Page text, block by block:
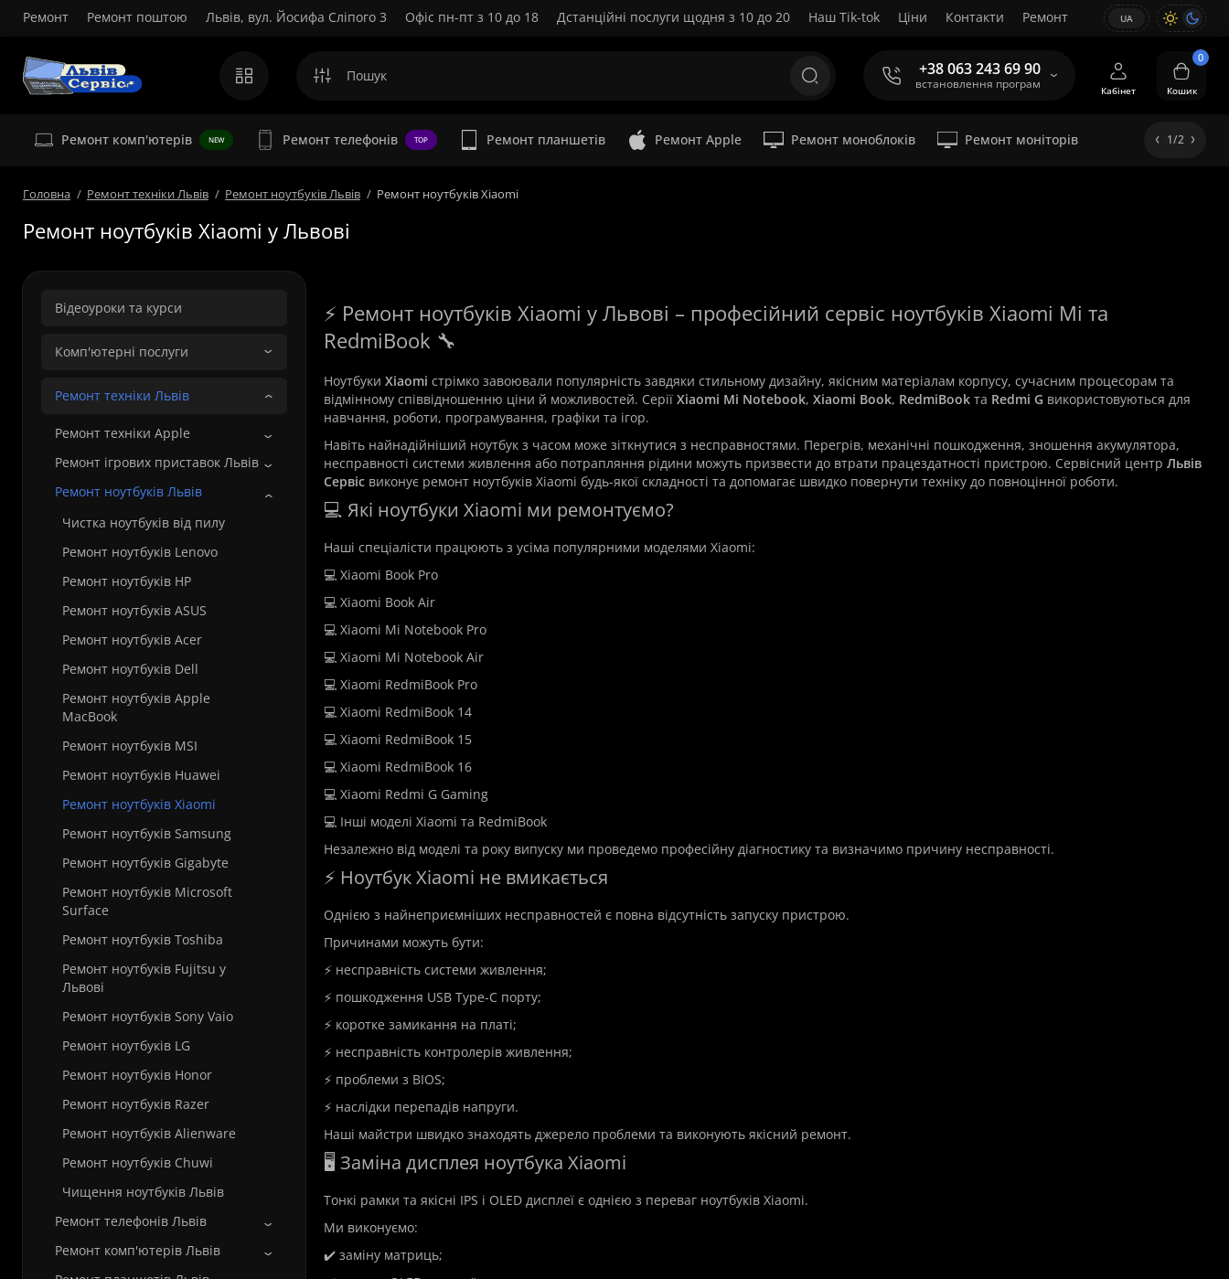
Ремонт Ремонт поштою Львів, вул. Йосифа Сліпого 3 Офіс пн-пт з 10 до 18 Дстанційні послуги щодня з 10 до 20 Наш Tik-tok Ціни Контакти Ремонт UA
+38 063 243 69 90
встановлення програм Кабінет
0
Кошик
Ремонт комп'ютерів NEW Ремонт телефонів TOP Ремонт планшетів Ремонт Apple Ремонт моноблоків Ремонт моніторів 1/2
Головна Ремонт техніки Львів Ремонт ноутбуків Львів Ремонт ноутбуків Xiaomi
Ремонт ноутбуків Xiaomi у Львові
Відеоуроки та курси
Комп'ютерні послуги
Ремонт техніки Львів
Ремонт техніки Apple
Ремонт ігрових приставок Львів
Ремонт ноутбуків Львів
Чистка ноутбуків від пилу
Ремонт ноутбуків Lenovo
Ремонт ноутбуків HP
Ремонт ноутбуків ASUS
Ремонт ноутбуків Acer
Ремонт ноутбуків Dell
Ремонт ноутбуків Apple
MacBook
Ремонт ноутбуків MSI
Ремонт ноутбуків Huawei
Ремонт ноутбуків Xiaomi
Ремонт ноутбуків Samsung
Ремонт ноутбуків Gigabyte
Ремонт ноутбуків Microsoft
Surface
Ремонт ноутбуків Toshiba
Ремонт ноутбуків Fujitsu у
Львові
Ремонт ноутбуків Sony Vaio
Ремонт ноутбуків LG
Ремонт ноутбуків Honor
Ремонт ноутбуків Razer
Ремонт ноутбуків Alienware
Ремонт ноутбуків Chuwi
Чищення ноутбуків Львів
Ремонт телефонів Львів
Ремонт комп'ютерів Львів
⚡ Ремонт ноутбуків Xiaomi у Львові – професійний сервіс ноутбуків Xiaomi Mi та
RedmiBook 🔧
Ноутбуки Xiaomi стрімко завоювали популярність завдяки стильному дизайну, якісним матеріалам корпусу, сучасним процесорам та
відмінному співвідношенню ціни й можливостей. Серії Xiaomi Mi Notebook, Xiaomi Book, RedmiBookта Redmi G використовуються для
навчання, роботи, програмування, графіки та ігор.
Навіть найнадійніший ноутбук з часом може зіткнутися з несправностями. Перегрів, механічні пошкодження, зношення акумулятора,
несправності системи живлення або потрапляння рідини можуть призвести до втрати працездатності пристрою. Сервісний центр Львів
Сервісвиконує ремонт ноутбуків Xiaomi будь-якої складності та допомагає швидко повернути техніку до повноцінної роботи.
💻 Які ноутбуки Xiaomi ми ремонтуємо?
Наші спеціалісти працюють з усіма популярними моделями Xiaomi:
💻 Xiaomi Book Pro
💻 Xiaomi Book Air
💻 Xiaomi Mi Notebook Pro
💻 Xiaomi Mi Notebook Air
💻 Xiaomi RedmiBook Pro
💻 Xiaomi RedmiBook 14
💻 Xiaomi RedmiBook 15
💻 Xiaomi RedmiBook 16
💻 Xiaomi Redmi G Gaming
💻 Інші моделі Xiaomi та RedmiBook
Незалежно від моделі та року випуску ми проведемо професійну діагностику та визначимо причину несправності.
⚡ Ноутбук Xiaomi не вмикається
Однією з найнеприємніших несправностей є повна відсутність запуску пристрою.
Причинами можуть бути:
⚡ несправність системи живлення;
⚡ пошкодження USB Type-C порту;
⚡ коротке замикання на платі;
⚡ несправність контролерів живлення;
⚡ проблеми з BIOS;
⚡ наслідки перепадів напруги.
Наші майстри швидко знаходять джерело проблеми та виконують якісний ремонт.
🖥️ Заміна дисплея ноутбука Xiaomi
Тонкі рамки та якісні IPS і OLED дисплеї є однією з переваг ноутбуків Xiaomi.
Ми виконуємо:
✔️ заміну матриць;